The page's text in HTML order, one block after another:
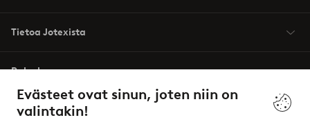
Evästeet ovat sinun, joten niin on
valintakin!
Tietoa Jotexista
Palvelumme
Ehdot